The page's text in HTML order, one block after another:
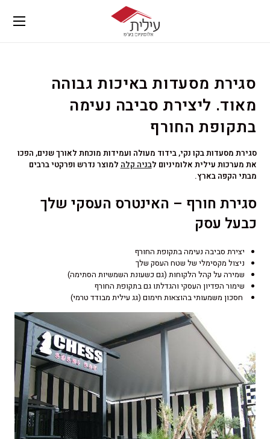
סגירת מסעדות באיכות גבוהה
מאוד. ליצירת סביבה נעימה
בתקופת החורף
סגירת מסעדות בקו נקי, בידוד מעולה ועמידות מוכחת לאורך שנים, הפכו
את מערכות עילית אלומיניום לבניה קלה למוצר נדרש ופרקטי ברבים
מבתי הקפה בארץ.
סגירת חורף – האינטרס העסקי שלך
כבעל עסק
יצירת סביבה נעימה בתקופת החורף
ניצול מקסימלי של שטח העסק שלך
שמירה על קהל הלקוחות (גם כשעונת השמשיות הסתימה)
שימור הפדיון העסקי והגדלתו גם בתקופת החורף
חסכון משמעותי בהוצאות חימום (גג עילית מבודד טרמי)